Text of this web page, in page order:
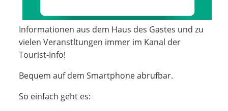
Informationen aus dem Haus des Gastes und zu
vielen Veranstltungen immer im Kanal der
Tourist-Info!
Bequem auf dem Smartphone abrufbar.
So einfach geht es: